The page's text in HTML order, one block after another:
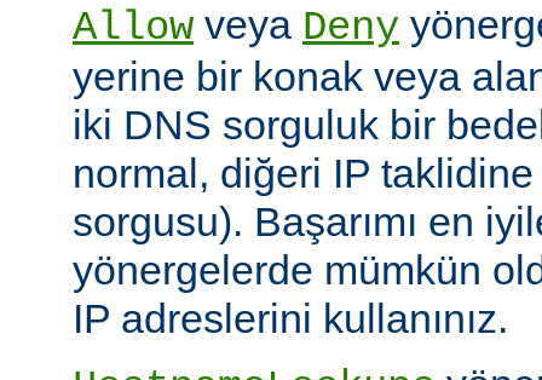
Allow veya Deny
yerine bir konak veya
iki DNS sorguluk bir
normal, diğeri IP taklidine
sorgusu). Başarımı en
yönergelerde mümkün
IP adreslerini kullanınız.